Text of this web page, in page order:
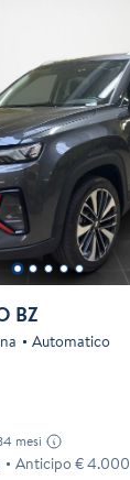
BZ
Automatico
mesi
Anticipo € 4.000